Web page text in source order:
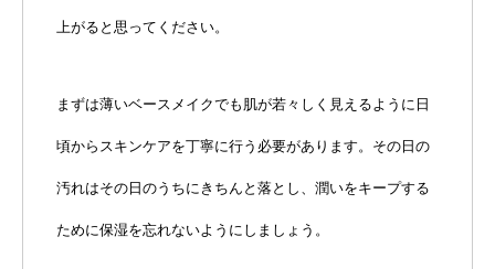
上がると思ってください。
まずは薄いベースメイクでも肌が若々しく見えるように日
頃からスキンケアを丁寧に行う必要があります。その日の
汚れはその日のうちにきちんと落とし、潤いをキープする
ために保湿を忘れないようにしましょう。